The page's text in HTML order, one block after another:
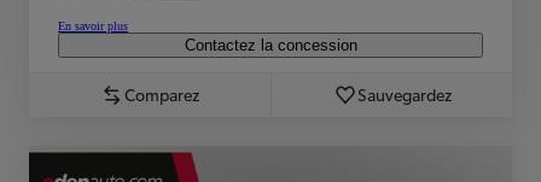
En savoir plus
Contactez la concession
Comparez Sauvegardez